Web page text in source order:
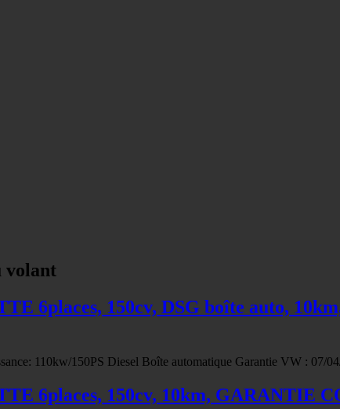
volant
6places, 150cv, DSG boîte auto,
110kw/150PS Diesel Boîte automatique Garantie VW : 07/
6places, 150cv, 10km, GARANTIE